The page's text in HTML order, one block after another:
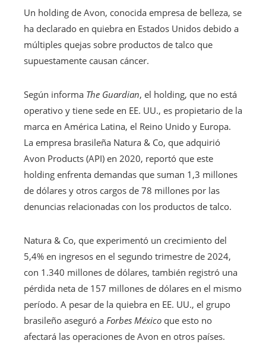
Un holding de Avon, conocida empresa de belleza, se
ha declarado en quiebra en Estados Unidos debido a
múltiples quejas sobre productos de talco que
supuestamente causan cáncer.
Según informa The Guardian, el holding, que no está
operativo y tiene sede en EE. UU., es propietario de la
marca en América Latina, el Reino Unido y Europa.
La empresa brasileña Natura & Co, que adquirió
Avon Products (API) en 2020, reportó que este
holding enfrenta demandas que suman 1,3 millones
de dólares y otros cargos de 78 millones por las
denuncias relacionadas con los productos de talco.
Natura & Co, que experimentó un crecimiento del
5,4% en ingresos en el segundo trimestre de 2024,
con 1.340 millones de dólares, también registró una
pérdida neta de 157 millones de dólares en el mismo
período. A pesar de la quiebra en EE. UU., el grupo
brasileño aseguró a Forbes México que esto no
afectará las operaciones de Avon en otros países.